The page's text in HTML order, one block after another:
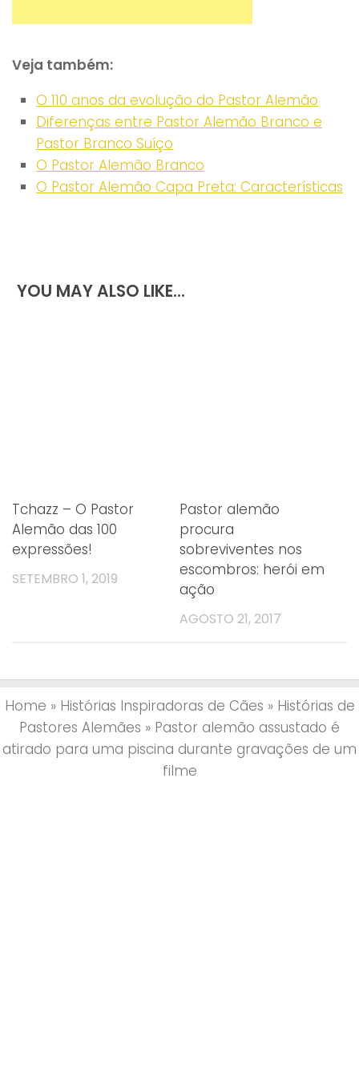
Veja também:
O 110 anos da evolução do Pastor Alemão
Diferenças entre Pastor Alemão Branco e
Pastor Branco Suíço
O Pastor Alemão Branco
O Pastor Alemão Capa Preta: Características
YOU MAY ALSO LIKE...
Tchazz – O Pastor
Alemão das 100
expressões!
SETEMBRO 1, 2019
Pastor alemão
procura
sobreviventes nos
escombros: herói em
ação
AGOSTO 21, 2017
Home » Histórias Inspiradoras de Cães » Histórias de
Pastores Alemães » Pastor alemão assustado é
atirado para uma piscina durante gravações de um
filme